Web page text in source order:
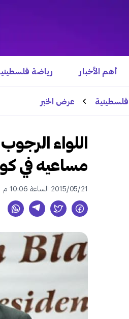
أهم الأخبار رياضة
عرض الخبر
اللواء
مساعيه في
2015/05/21 الساعة 10:06 م